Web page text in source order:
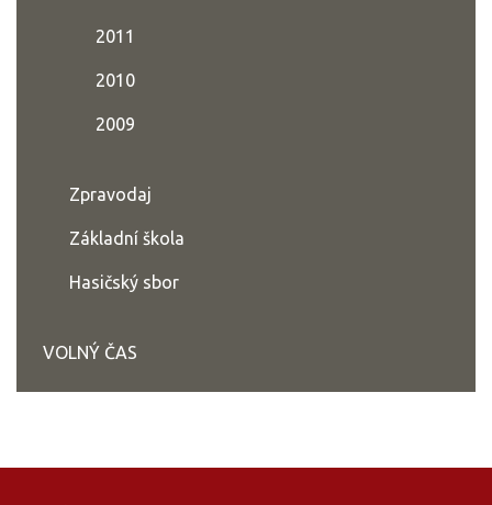
2011
2010
2009
Zpravodaj
Základní škola
Hasičský sbor
VOLNÝ ČAS